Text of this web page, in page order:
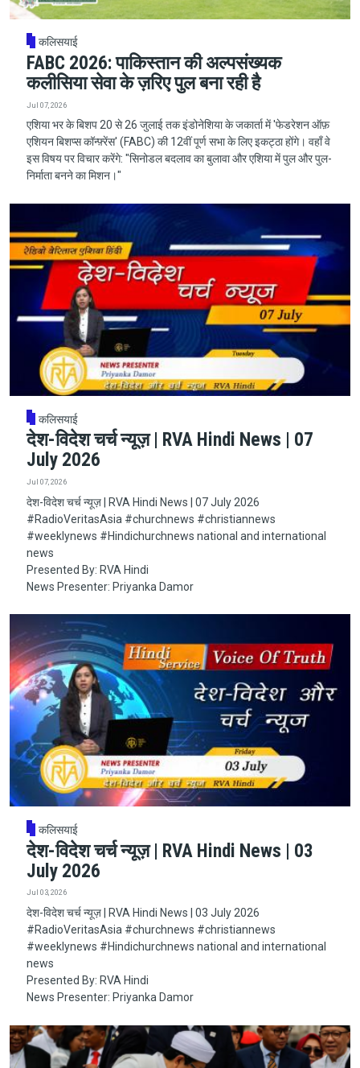
कलिसयाई
FABC 2026: पाकिस्तान की अल्पसंख्यक
कलीसिया सेवा के ज़रिए पुल बना रही है
Jul 07, 2026
एशिया भर के बिशप 20 से 26 जुलाई तक इंडोनेशिया के जकार्ता में 'फेडरेशन ऑफ़
एशियन बिशप्स कॉन्फ़्रेंस' (FABC) की 12वीं पूर्ण सभा के लिए इकट्ठा होंगे। वहाँ वे
इस विषय पर विचार करेंगे: "सिनोडल बदलाव का बुलावा और एशिया में पुल और पुल-
निर्माता बनने का मिशन।"
कलिसयाई
देश-विदेश चर्च न्यूज़ | RVA Hindi News | 07
July 2026
Jul 07, 2026
देश-विदेश चर्च न्यूज़ | RVA Hindi News | 07 July 2026
#RadioVeritasAsia​​​​​ #churchnews​​​​​ #christiannews​​​​​
#weeklynews​ #Hindichurchnews national and international
news
Presented By: RVA Hindi
News Presenter: Priyanka Damor
कलिसयाई
देश-विदेश चर्च न्यूज़ | RVA Hindi News | 03
July 2026
Jul 03, 2026
देश-विदेश चर्च न्यूज़ | RVA Hindi News | 03 July 2026
#RadioVeritasAsia​​​​​ #churchnews​​​​​ #christiannews​​​​​
#weeklynews​ #Hindichurchnews national and international
news
Presented By: RVA Hindi
News Presenter: Priyanka Damor